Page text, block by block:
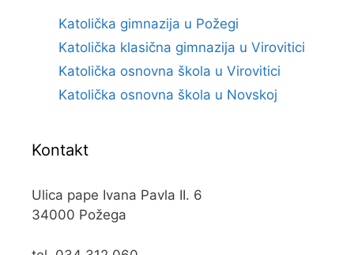
Katolička gimnazija u Požegi
Katolička klasična gimnazija u Virovitici
Katolička osnovna škola u Virovitici
Katolička osnovna škola u Novskoj
Kontakt
Ulica pape Ivana Pavla II. 6
34000 Požega